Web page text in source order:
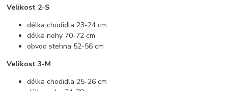
Velikost 2-S
délka chodidla 23-24 cm
délka nohy 70-72 cm
obvod stehna 52-56 cm
Velikost 3-M
délka chodidla 25-26 cm